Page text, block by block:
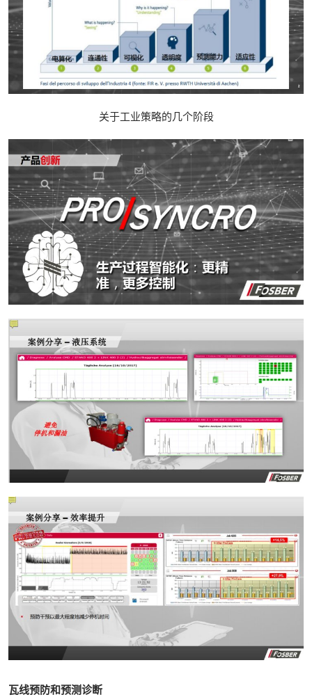
关于工业策略的几个阶段
瓦线预防和预测诊断